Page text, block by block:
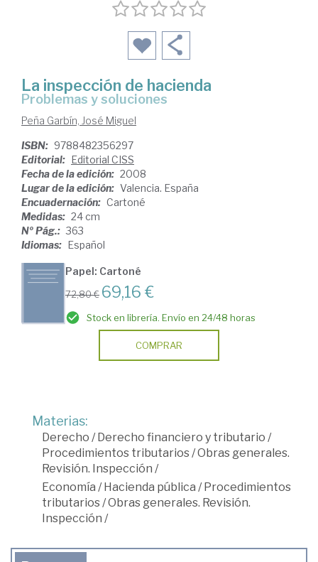
La inspección de hacienda
problemas y soluciones
Peña Garbín, José Miguel
ISBN: 9788482356297
Editorial: Editorial CISS
Fecha de la edición: 2008
Lugar de la edición: Valencia. España
Encuadernación: Cartoné
Medidas: 24 cm
Nº Pág.: 363
Idiomas: Español
Papel: Cartoné
72,80 € 69,16 €
Stock en librería. Envío en 24/48 horas
COMPRAR
Materias:
Derecho /Derecho financiero y tributario /
Procedimientos tributarios/Obras generales.
Revisión. Inspección /
Economía /Hacienda pública /Procedimientos
tributarios/Obras generales. Revisión.
Inspección /